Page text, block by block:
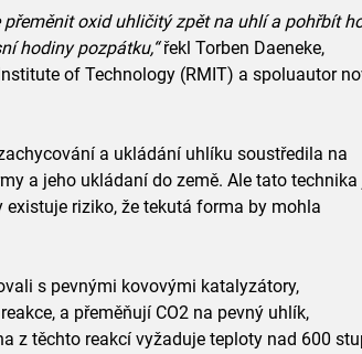
oxid uhličitý zpět na uhlí a pohřbít
hodiny pozpátku,“řekl Torben Daeneke,
of Technology (RMIT) a spoluautor
a ukládání uhlíku soustředila na
a jeho ukládaní do země. Ale tato technika
riziko, že tekutá forma by mohla
s pevnými kovovými katalyzátory,
a přeměňují CO2 na pevný uhlík,
z těchto reakcí vyžaduje teploty nad 600